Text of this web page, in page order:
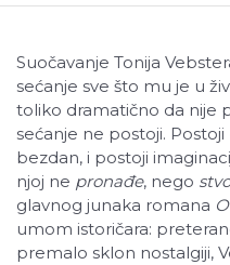
Suočavanje Tonija
sećanje sve što mu je u
toliko dramatično da nije
sećanje ne postoji.
bezdan, i postoji
njoj ne pronađe, nego
glavnog junaka romana
umom istoričara:
premalo sklon nostalgiji,